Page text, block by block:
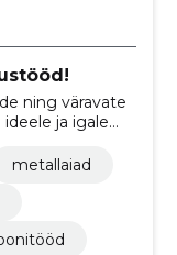
ning väravate
ja igale
metallaiad